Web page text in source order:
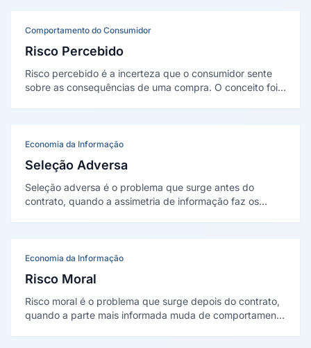
Comportamento do Consumidor
Risco Percebido
Risco percebido é a incerteza que o consumidor sente
sobre as consequências de uma compra. O conceito foi
Economia da Informação
Seleção Adversa
Seleção adversa é o problema que surge antes do
contrato, quando a assimetria de informação faz os
Economia da Informação
Risco Moral
Risco moral é o problema que surge depois do contrato,
quando a parte mais informada muda de comportamento